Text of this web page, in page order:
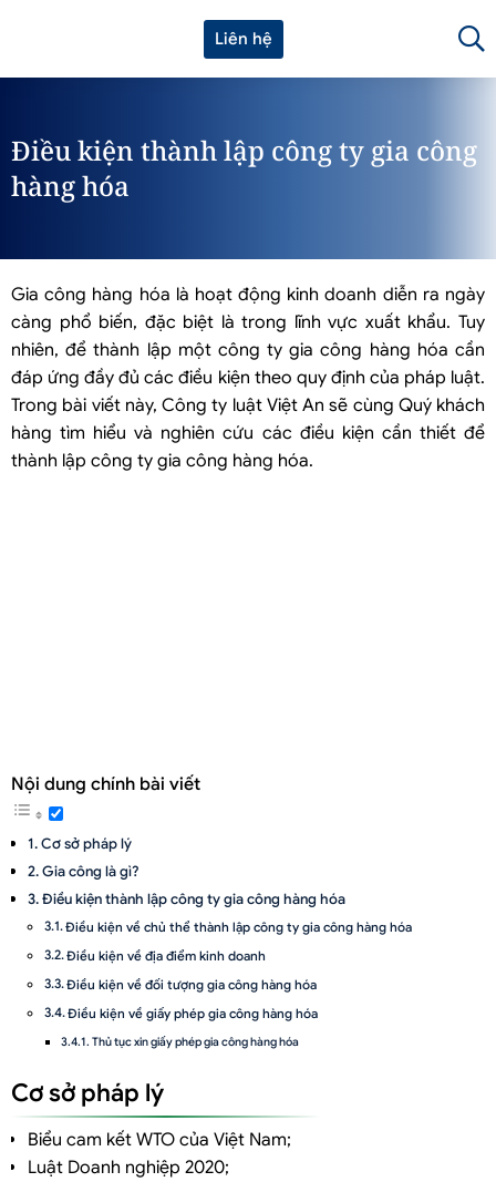
Liên hệ
Điều kiện thành lập công ty gia công
hàng hóa
Gia công hàng hóa là hoạt động kinh doanh diễn ra ngày
càng phổ biến, đặc biệt là trong lĩnh vực xuất khẩu. Tuy
nhiên, để thành lập một công ty gia công hàng hóa cần
đáp ứng đầy đủ các điều kiện theo quy định của pháp luật.
Trong bài viết này, Công ty luật Việt An sẽ cùng Quý khách
hàng tìm hiểu và nghiên cứu các điều kiện cần thiết để
thành lập công ty gia công hàng hóa.
Nội dung chính bài viết
Cơ sở pháp lý
Gia công là gì?
Điều kiện thành lập công ty gia công hàng hóa
Điều kiện về chủ thể thành lập công ty gia công hàng hóa
Điều kiện về địa điểm kinh doanh
Điều kiện về đối tượng gia công hàng hóa
Điều kiện về giấy phép gia công hàng hóa
Thủ tục xin giấy phép gia công hàng hóa
Thủ tục thành lập công ty gia công hàng hóa
Đối với thương nhân trong nước
Thủ tục thành lập doanh nghiệp
Hồ sơ thành lập doanh nghiệp
Cơ sở pháp lý
Biểu cam kết WTO của Việt Nam;
Luật Doanh nghiệp 2020;